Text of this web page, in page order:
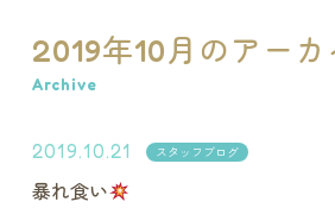
2019年10月のアー
Archive
2019.10.21 スタッフブログ
暴れ食い